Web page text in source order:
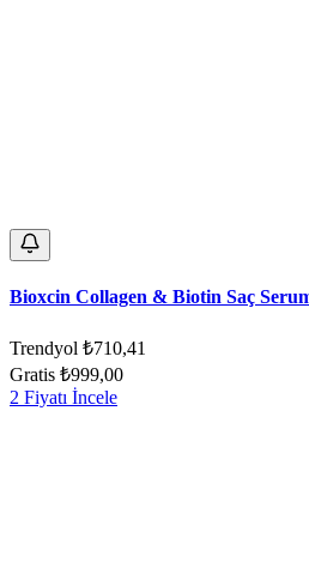
Bioxcin Collagen & Biotin Saç
Trendyol ₺710,41
Gratis ₺999,00
2 Fiyatı İncele